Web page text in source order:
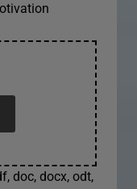
doc, docx, odt,